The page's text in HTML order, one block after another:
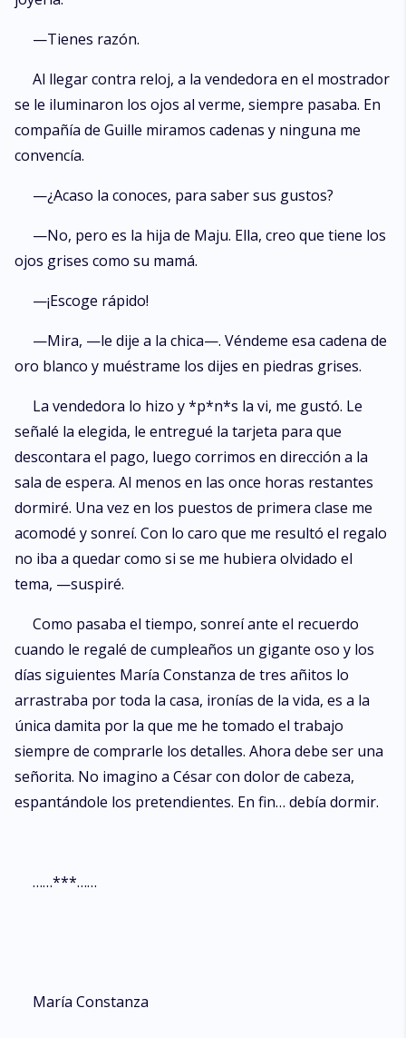
—Tienes razón.
Al llegar contra reloj, a la vendedora en el mostrador
se le iluminaron los ojos al verme, siempre pasaba. En
compañía de Guille miramos cadenas y ninguna me
convencía.
—¿Acaso la conoces, para saber sus gustos?
—No, pero es la hija de Maju. Ella, creo que tiene los
ojos grises como su mamá.
—¡Escoge rápido!
—Mira, —le dije a la chica—. Véndeme esa cadena de
oro blanco y muéstrame los dijes en piedras grises.
La vendedora lo hizo y *p*n*s la vi, me gustó. Le
señalé la elegida, le entregué la tarjeta para que
descontara el pago, luego corrimos en dirección a la
sala de espera. Al menos en las once horas restantes
dormiré. Una vez en los puestos de primera clase me
acomodé y sonreí. Con lo caro que me resultó el regalo
no iba a quedar como si se me hubiera olvidado el
tema, —suspiré.
Como pasaba el tiempo, sonreí ante el recuerdo
cuando le regalé de cumpleaños un gigante oso y los
días siguientes María Constanza de tres añitos lo
arrastraba por toda la casa, ironías de la vida, es a la
única damita por la que me he tomado el trabajo
siempre de comprarle los detalles. Ahora debe ser una
señorita. No imagino a César con dolor de cabeza,
espantándole los pretendientes. En fin… debía dormir.
……***……
María Constanza